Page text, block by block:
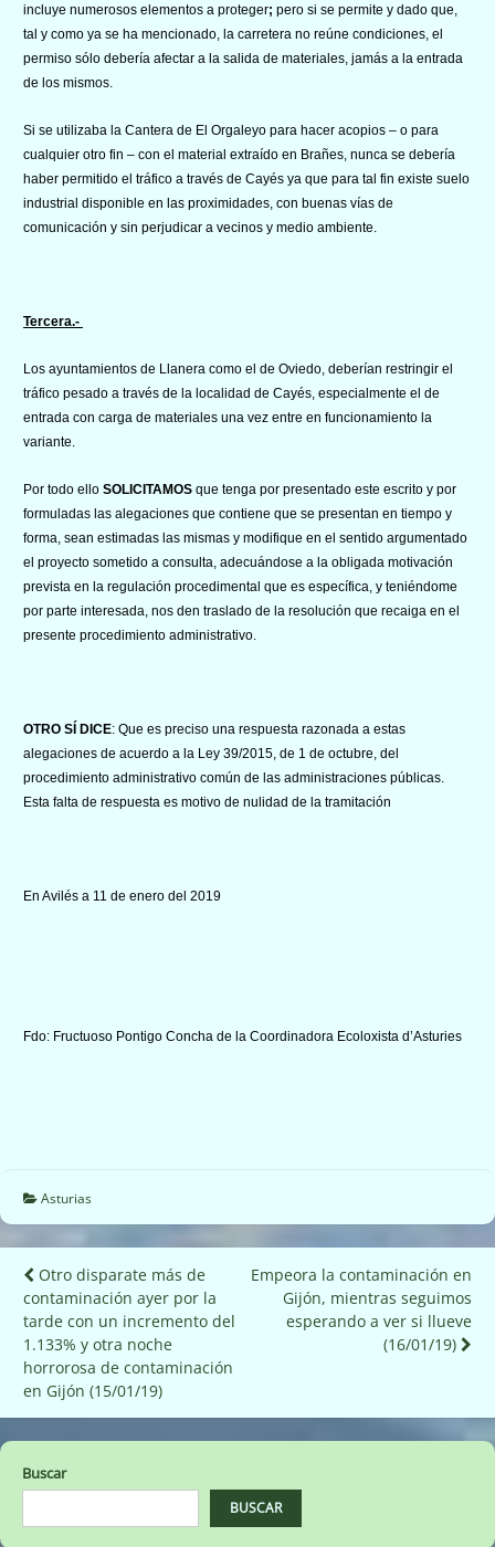
incluye numerosos elementos a proteger; pero si se permite y dado que,
tal y como ya se ha mencionado, la carretera no reúne condiciones, el
permiso sólo debería afectar a la salida de materiales, jamás a la entrada
de los mismos.
Si se utilizaba la Cantera de El Orgaleyo para hacer acopios – o para
cualquier otro fin – con el material extraído en Brañes, nunca se debería
haber permitido el tráfico a través de Cayés ya que para tal fin existe suelo
industrial disponible en las proximidades, con buenas vías de
comunicación y sin perjudicar a vecinos y medio ambiente.
Tercera.-
Los ayuntamientos de Llanera como el de Oviedo, deberían restringir el
tráfico pesado a través de la localidad de Cayés, especialmente el de
entrada con carga de materiales una vez entre en funcionamiento la
variante.
Por todo ello SOLICITAMOS que tenga por presentado este escrito y por
formuladas las alegaciones que contiene que se presentan en tiempo y
forma, sean estimadas las mismas y modifique en el sentido argumentado
el proyecto sometido a consulta, adecuándose a la obligada motivación
prevista en la regulación procedimental que es específica, y teniéndome
por parte interesada, nos den traslado de la resolución que recaiga en el
presente procedimiento administrativo.
OTRO SÍ DICE: Que es preciso una respuesta razonada a estas
alegaciones de acuerdo a la Ley 39/2015, de 1 de octubre, del
procedimiento administrativo común de las administraciones públicas.
Esta falta de respuesta es motivo de nulidad de la tramitación
En Avilés a 11 de enero del 2019
Fdo: Fructuoso Pontigo Concha de la Coordinadora Ecoloxista d’Asturies
Asturias
Navegación
de
entradas
Otro disparate más de
contaminación ayer por la
tarde con un incremento del
1.133% y otra noche
horrorosa de contaminación
en Gijón (15/01/19)
Empeora la contaminación en
Gijón, mientras seguimos
esperando a ver si llueve
(16/01/19)
Buscar
BUSCAR